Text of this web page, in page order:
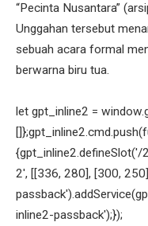
“Pecinta Nusantara”
Unggahan tersebut
sebuah acara formal
berwarna biru tua.
let gpt_inline2 =
2', [[336, 280], [300,
inline2-passback');});